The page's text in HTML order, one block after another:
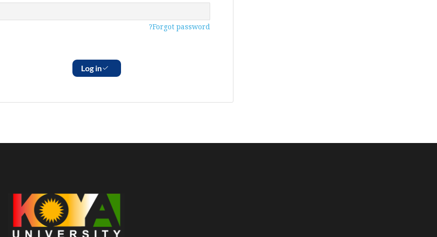
Forgot password?
Log in